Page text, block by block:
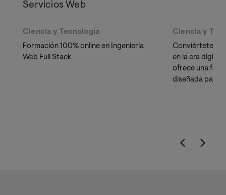
Servicios Web
Ciencia y Tecnología
Formación 100% online en Ingeniería
Web Full Stack
Ciencia y
Conviértete en
en la era
ofrece una
diseñada para